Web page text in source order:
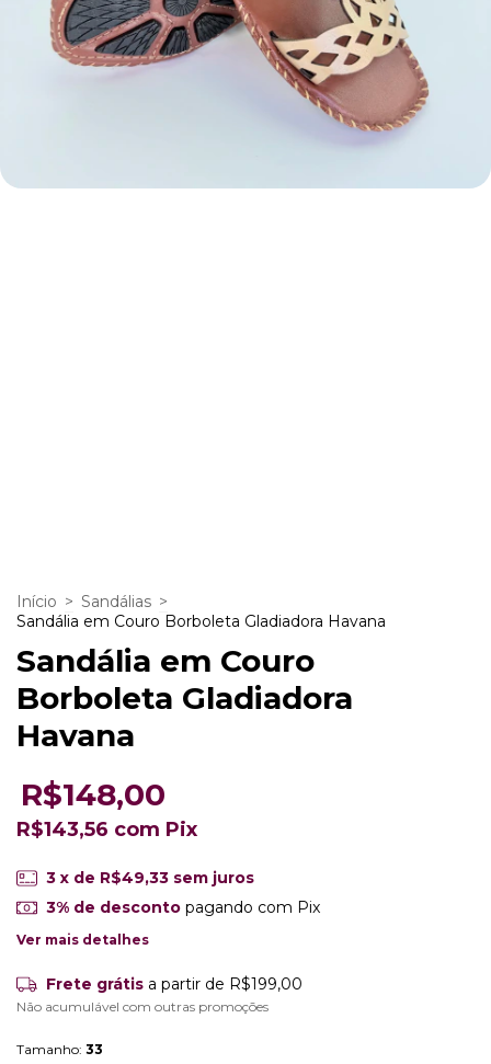
Início > Sandálias >
Sandália em Couro Borboleta Gladiadora Havana
Sandália em Couro
Borboleta Gladiadora
Havana
R$148,00
R$143,56 com Pix
3 x de R$49,33 sem juros
3% de descontopagando com Pix
Ver mais detalhes
Frete grátis a partir de R$199,00
Não acumulável com outras promoções
Tamanho: 33